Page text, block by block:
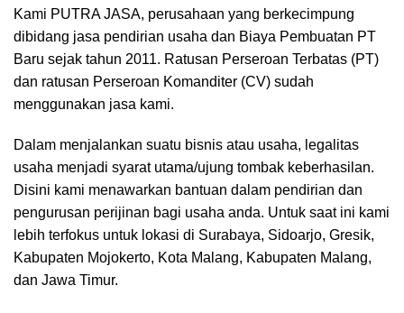
Kami PUTRA JASA, perusahaan yang berkecimpung
dibidang jasa pendirian usaha dan Biaya Pembuatan PT
Baru sejak tahun 2011. Ratusan Perseroan Terbatas (PT)
dan ratusan Perseroan Komanditer (CV) sudah
menggunakan jasa kami.
Dalam menjalankan suatu bisnis atau usaha, legalitas
usaha menjadi syarat utama/ujung tombak keberhasilan.
Disini kami menawarkan bantuan dalam pendirian dan
pengurusan perijinan bagi usaha anda. Untuk saat ini kami
lebih terfokus untuk lokasi di Surabaya, Sidoarjo, Gresik,
Kabupaten Mojokerto, Kota Malang, Kabupaten Malang,
dan Jawa Timur.